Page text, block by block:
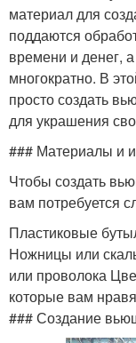
материал для
поддаются
времени и денег,
многократно. В
просто создать
для украшения
### Материалы и
Чтобы создать
вам потребуется
Пластиковые
Ножницы или
или проволока
которые вам
### Создание